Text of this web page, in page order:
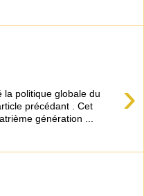
›
la politique globale du
précédant . Cet
génération ...